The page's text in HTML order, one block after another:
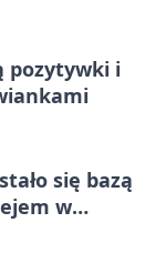
pozytywki i
się bazą
w